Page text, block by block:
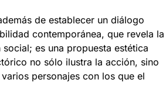
de establecer un diálogo
contemporánea, que revela la
es una propuesta estética
no sólo ilustra la acción, sino
personajes con los que el